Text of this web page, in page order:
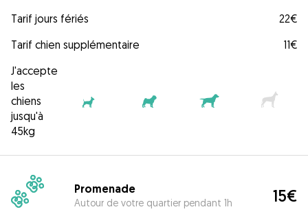
Tarif jours fériés
22€
Tarif chien supplémentaire
11€
J'accepte
les
chiens
jusqu'à
45kg
Promenade
Autour de votre quartier pendant 1h 15€